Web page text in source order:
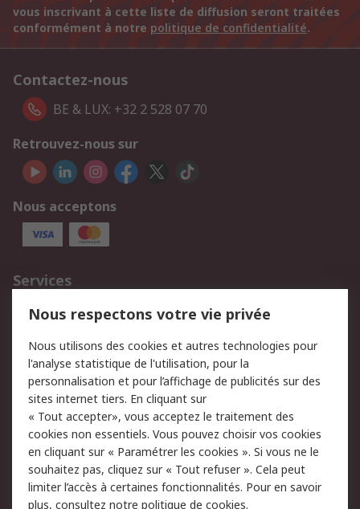
vous inscrivant à cette liste de diffusion seront traitées
conformément à notre politique de confidentialité.
Contactez-nous
BE & LUX: +32 2 528 07 70
Retrouvez-nous sur
Nous acceptons
Services
750.000 produits
2.500 marques
Retours
Support technique
Track & trace
Legal
Politique de cookies
Sécurité des e-mails
Politique de protection
des données - Mise à
Conditions générales
de vente
Nous respectons votre vie privée
Nous utilisons des cookies et autres technologies pour
l'analyse statistique de l'utilisation, pour la
personnalisation et pour l’affichage de publicités sur des
sites internet tiers. En cliquant sur
« Tout accepter», vous acceptez le traitement des
cookies non essentiels. Vous pouvez choisir vos cookies
en cliquant sur « Paramétrer les cookies ». Si vous ne le
souhaitez pas, cliquez sur « Tout refuser ». Cela peut
limiter l’accès à certaines fonctionnalités. Pour en savoir
plus, consultez notre politique de cookies.